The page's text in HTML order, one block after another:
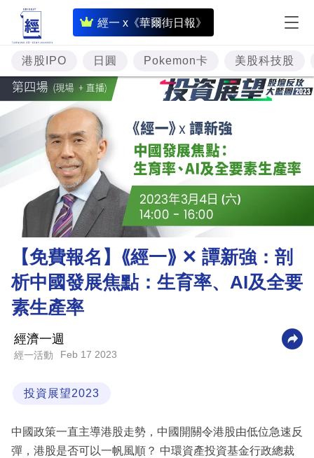
經一 x《華爾街日報》
即
時
財
經
專
題
投
資
樓
市
理
財
商
技
場
生
活
港股IPO 日圓 Pokemon卡 美股科技股
【免費報名】⟪經一⟫ ✕ 譚新強：剖
析中國發展焦點：生育率、AI及全要
素生產率
經濟一週
經一活動 Feb 17 2023
投資展望2023
中國政策一直主導港股走勢，中國開關令港股由低位急速反
彈，港股是否可以一帆風順？ 中環資產投資基金行政總裁